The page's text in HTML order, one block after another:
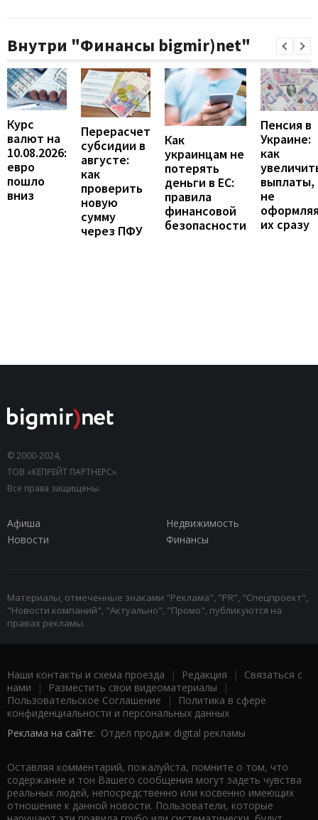
Внутри "Финансы bigmir)net"
Курс
валют на
10.08.2026:
евро
пошло
вниз
Перерасчет
субсидии в
августе:
как
проверить
новую
сумму
через ПФУ
Как
украинцам не
потерять
деньги в ЕС:
правила
финансовой
безопасности
Пенсия в
Украине:
как
выплаты,
не
их сразу
© 2000-2024,
ТОВ «КЕПРЕЙТ ПАРТНЕРС».
Все права защищены.
Афиша
Недвижимость
Новости
Финансы
Материалы, отмеченные знаками "Реклама", "PR", "Спецпроект",
"Новости компаний", "Актуально", "Промо", публикуются на
правах рекламы.
Наши контакты и схема проезда | Редакция | Связаться с
нами | Разместить свои видеоматериалы |
Пользовательское Соглашение |
Политика в сфере
конфиденциальности и персональных данных
Реклама на сайте: Отдел продаж digital рекламы
Оставляя комментарий, пожалуйста, помните о том, что
содержание и тон Вашего сообщения могут задеть чувства
реальных людей, непосредственно или косвенно имеющих
отношение к данной новости. Пользователи, которые